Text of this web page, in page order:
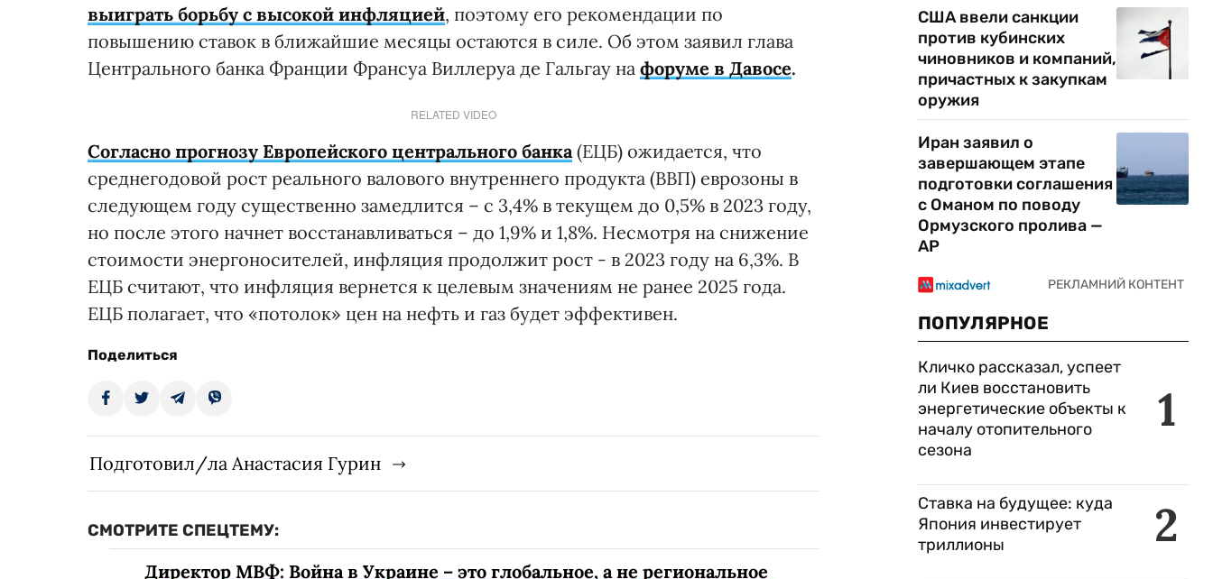
выиграть борьбу с высокой инфляцией, поэтому его рекомендации по
повышению ставок в ближайшие месяцы остаются в силе. Об этом заявил глава
Центрального банка Франции Франсуа Виллеруа де Гальгау на форуме в Давосе.
RELATED VIDEO
Согласно прогнозу Европейского центрального банка(ЕЦБ) ожидается, что
среднегодовой рост реального валового внутреннего продукта (ВВП) еврозоны в
следующем году существенно замедлится – с 3,4% в текущем до 0,5% в 2023 году,
но после этого начнет восстанавливаться – до 1,9% и 1,8%. Несмотря на снижение
стоимости энергоносителей, инфляция продолжит рост - в 2023 году на 6,3%. В
ЕЦБ считают, что инфляция вернется к целевым значениям не ранее 2025 года.
ЕЦБ полагает, что «потолок» цен на нефть и газ будет эффективен.
Поделиться
Подготовил/ла Анастасия Гурин
СМОТРИТЕ СПЕЦТЕМУ:
Директор МВФ: Война в Украине – это глобальное, а не региональное
США ввели санкции
против кубинских
чиновников и компаний,
причастных к закупкам
оружия
Иран заявил о
завершающем этапе
подготовки соглашения
с Оманом по поводу
Ормузского пролива —
AP
ПОПУЛЯРНОЕ
1
Кличко рассказал, успеет
ли Киев восстановить
энергетические объекты к
началу отопительного
сезона
2
Ставка на будущее: куда
Япония инвестирует
триллионы